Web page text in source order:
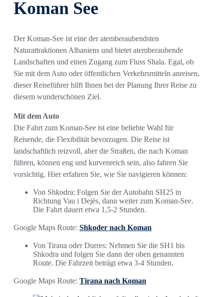
Koman See
Der Koman-See ist eine der atemberaubendsten
Naturattraktionen Albaniens und bietet atemberaubende
Landschaften und einen Zugang zum Fluss Shala. Egal, ob
Sie mit dem Auto oder öffentlichen Verkehrsmitteln anreisen,
dieser Reiseführer hilft Ihnen bei der Planung Ihrer Reise zu
diesem wunderschönen Ziel.
Mit dem Auto
Die Fahrt zum Koman-See ist eine beliebte Wahl für
Reisende, die Flexibilität bevorzugen. Die Reise ist
landschaftlich reizvoll, aber die Straßen, die nach Koman
führen, können eng und kurvenreich sein, also fahren Sie
vorsichtig. Hier erfahren Sie, wie Sie navigieren können:
Von Shkodra: Folgen Sie der Autobahn SH25 in
Richtung Vau i Dejës, dann weiter zum Koman-See.
Die Fahrt dauert etwa 1,5-2 Stunden.
Google Maps Route: Shkoder nach Koman
Von Tirana oder Durres: Nehmen Sie die SH1 bis
Shkodra und folgen Sie dann der oben genannten
Route. Die Fahrzeit beträgt etwa 3-4 Stunden.
Google Maps Route: Tirana nach Koman